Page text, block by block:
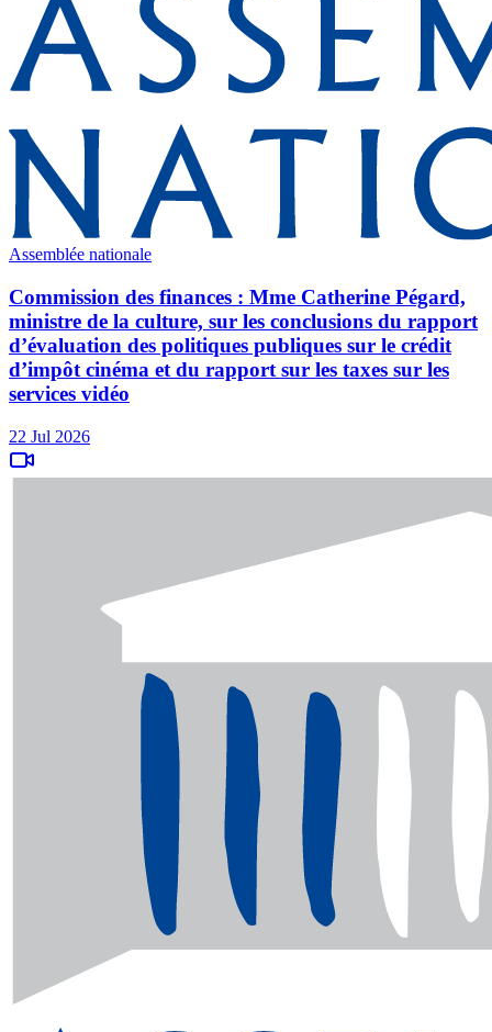
Assemblée nationale
Commission des finances : Mme Catherine Pégard,
ministre de la culture, sur les conclusions du rapport
d’évaluation des politiques publiques sur le crédit
d’impôt cinéma et du rapport sur les taxes sur les
services vidéo
22 Jul 2026